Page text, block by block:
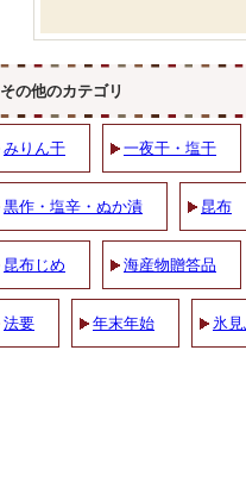
その他のカテゴリ
みりん干 一夜干・塩干
黒作・塩辛・ぬか漬 昆布
昆布じめ 海産物贈答品
法要 年末年始 氷